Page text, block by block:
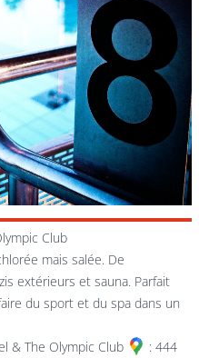
Club
mais salée. De
extérieurs et sauna. Parfait
du sport et du spa dans un
& The Olympic Club
: 444